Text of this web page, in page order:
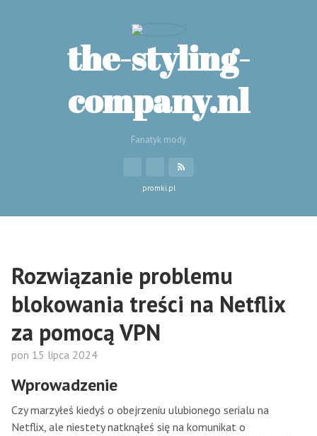
the-styling-
company.nl
Fanatyk mody
promki.pl
Rozwiązanie problemu
blokowania treści na Netflix
za pomocą VPN
pon 15 lipca 2024
Wprowadzenie
Czy marzyłeś kiedyś o obejrzeniu ulubionego serialu na
Netflix, ale niestety natknąłeś się na komunikat o